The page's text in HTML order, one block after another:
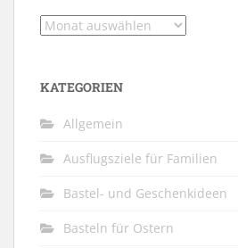
Archiv
KATEGORIEN
Allgemein
Ausflugsziele für Familien
Bastel- und Geschenkideen
Basteln für Ostern